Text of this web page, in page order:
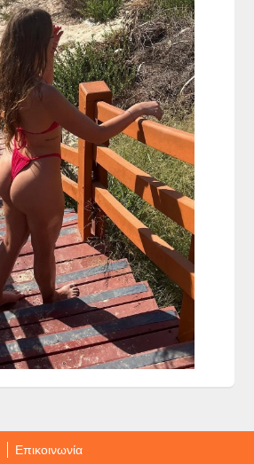
Επικοινωνία